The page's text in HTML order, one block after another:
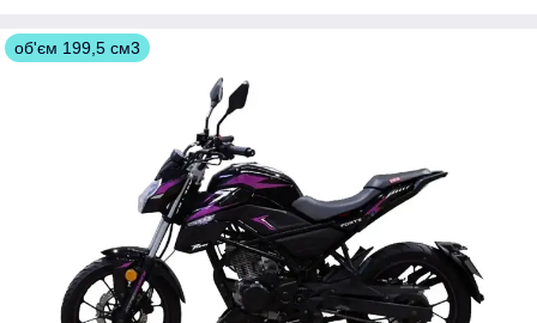
об'єм 199,5 см3